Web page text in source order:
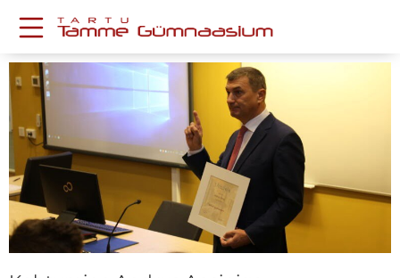
content
KESKKONNAD
Stuudium
Postkast
Drive
Tamme TV
Tamme Leht
Kooliraadio
Koorilaul
ÕPPETÖÖ
Page Page PagePage